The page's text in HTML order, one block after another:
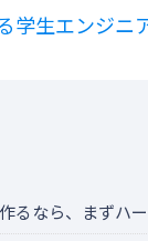
学生エンジニ
るなら、まずハ